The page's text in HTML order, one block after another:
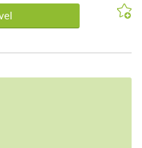
com segurança 24h. -